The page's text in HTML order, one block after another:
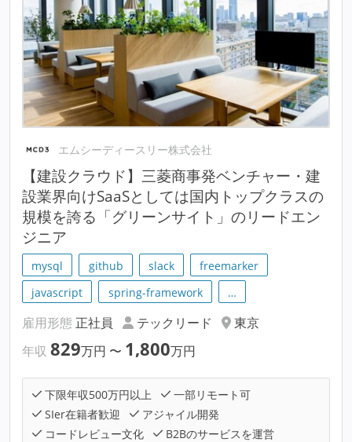
エムシーディースリー株式会社
【建設クラウド】三菱商事発ベンチャー・建
設業界向けSaaSとしては国内トップクラスの
規模を誇る「グリーンサイト」のリードエン
ジニア
mysql github slack
freemarker
javascript
spring-framework …
雇用形態 正社員 テックリード
東京
年収 829万円 〜 1,800万円
下限年収500万円以上
一部リモート可
SIer在籍者歓迎
アジャイル開発
コードレビュー文化
B2Bのサービスを運営